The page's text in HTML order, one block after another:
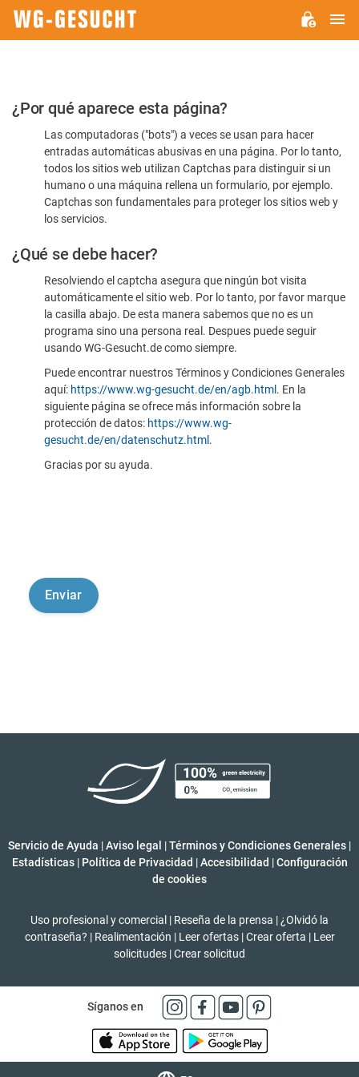
Por
favor,
confirme
humano
¿Por qué aparece esta página?
Las computadoras ("bots") a veces se usan para hacer
entradas automáticas abusivas en una página. Por lo tanto,
todos los sitios web utilizan Captchas para distinguir si un
humano o una máquina rellena un formulario, por ejemplo.
Captchas son fundamentales para proteger los sitios web y
los servicios.
¿Qué se debe hacer?
Resolviendo el captcha asegura que ningún bot visita
automáticamente el sitio web. Por lo tanto, por favor marque
la casilla abajo. De esta manera sabemos que no es un
programa sino una persona real. Despues puede seguir
usando WG-Gesucht.de como siempre.
Puede encontrar nuestros Términos y Condiciones Generales
aquí: https://www.wg-gesucht.de/en/agb.html . En la
siguiente página se ofrece más información sobre la
protección de datos: https://www.wg-
gesucht.de/en/datenschutz.html .
Gracias por su ayuda.
Servicio de Ayuda |Aviso legal |Términos y Condiciones Generales |
Estadísticas | Política de Privacidad | Accesibilidad | Configuración
de cookies
Uso profesional y comercial | Reseña de la prensa | ¿Olvidó la
contraseña? | Realimentación | Leer ofertas | Crear oferta | Leer
solicitudes |Crear solicitud
Síganos en